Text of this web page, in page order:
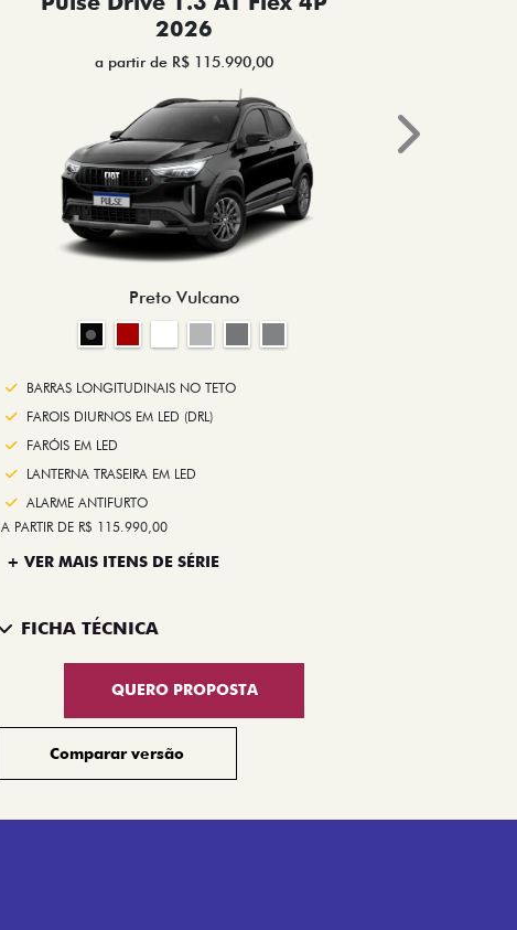
2026
a partir de R$ 115.990,00
Preto Vulcano
BARRAS LONGITUDINAIS NO TETO
FAROIS DIURNOS EM LED (DRL)
FARÓIS EM LED
LANTERNA TRASEIRA EM LED
ALARME ANTIFURTO
A PARTIR DE R$ 115.990,00
+ VER MAIS ITENS DE SÉRIE
FICHA TÉCNICA
QUERO PROPOSTA
Comparar versão
Next